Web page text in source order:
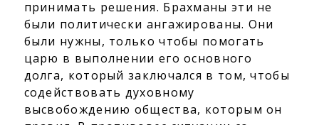
принимать решения. Брахманы эти не
были политически ангажированы. Они
были нужны, только чтобы помогать
царю в выполнении его основного
долга, который заключался в том, чтобы
содействовать духовному
высвобождению общества, которым он